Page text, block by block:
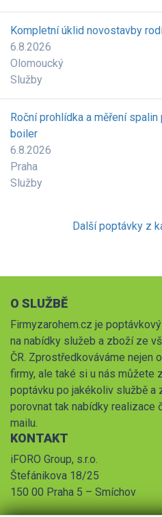
Kompletní úklid novostavby
6.8.2026
Olomoucký
Služby
Roční prohlídka a měření
boiler
6.8.2026
Praha
Služby
Další poptávky z
O SLUŽBĚ
Firmyzarohem.cz je
na nabídky služeb a zboží ze
ČR. Zprostředkováváme nejen
firmy, ale také si u nás můžete
poptávku po jakékoliv službě a
porovnat tak nabídky realizace
mailu.
KONTAKT
iFORO Group, s.r.o.
Štefánikova 18/25
150 00 Praha 5 – Smíchov